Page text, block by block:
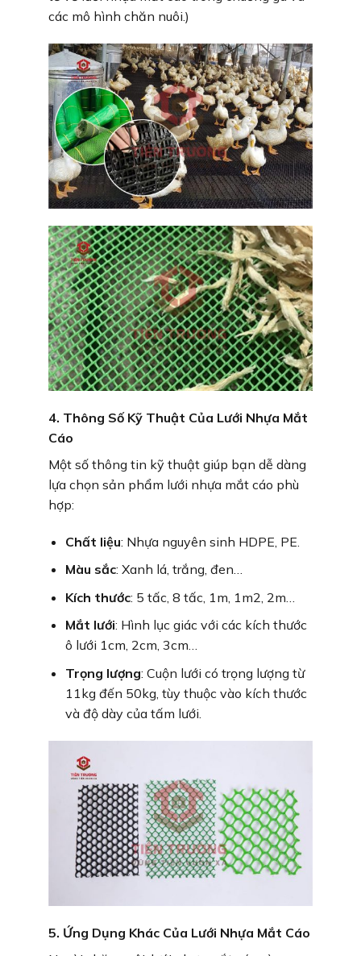
các mô hình chăn nuôi.)
4. Thông Số Kỹ Thuật Của Lưới Nhựa Mắt
Cáo
Một số thông tin kỹ thuật giúp bạn dễ dàng
lựa chọn sản phẩm lưới nhựa mắt cáo phù
hợp:
Chất liệu: Nhựa nguyên sinh HDPE, PE.
Màu sắc: Xanh lá, trắng, đen…
Kích thước: 5 tấc, 8 tấc, 1m, 1m2, 2m…
Mắt lưới: Hình lục giác với các kích thước
ô lưới 1cm, 2cm, 3cm…
Trọng lượng: Cuộn lưới có trọng lượng từ
11kg đến 50kg, tùy thuộc vào kích thước
và độ dày của tấm lưới.
5. Ứng Dụng Khác Của Lưới Nhựa Mắt Cáo